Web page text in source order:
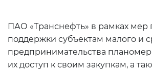
ПАО «Транснефть» в рамках мер
поддержки субъектам малого и
предпринимательства
их доступ к своим закупкам, а